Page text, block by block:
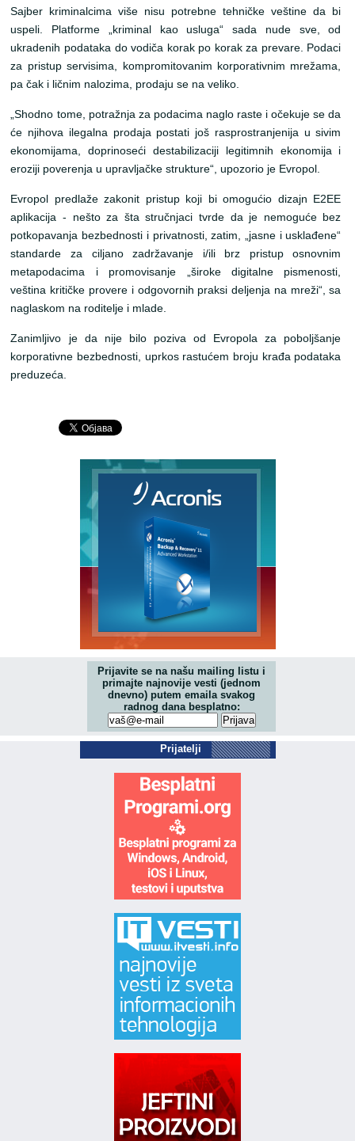
Sajber kriminalcima više nisu potrebne tehničke veštine da bi
uspeli. Platforme „kriminal kao usluga“ sada nude sve, od
ukradenih podataka do vodiča korak po korak za prevare. Podaci
za pristup servisima, kompromitovanim korporativnim mrežama,
pa čak i ličnim nalozima, prodaju se na veliko.
„Shodno tome, potražnja za podacima naglo raste i očekuje se da
će njihova ilegalna prodaja postati još rasprostranjenija u sivim
ekonomijama, doprinoseći destabilizaciji legitimnih ekonomija i
eroziji poverenja u upravljačke strukture“, upozorio je Evropol.
Evropol predlaže zakonit pristup koji bi omogućio dizajn E2EE
aplikacija - nešto za šta stručnjaci tvrde da je nemoguće bez
potkopavanja bezbednosti i privatnosti, zatim, „jasne i usklađene“
standarde za ciljano zadržavanje i/ili brz pristup osnovnim
metapodacima i promovisanje „široke digitalne pismenosti,
veština kritičke provere i odgovornih praksi deljenja na mreži“, sa
naglaskom na roditelje i mlade.
Zanimljivo je da nije bilo poziva od Evropola za poboljšanje
korporativne bezbednosti, uprkos rastućem broju krađa podataka
preduzeća.
Prijavite se na našu mailing listu i
primajte najnovije vesti (jednom
dnevno) putem emaila svakog
radnog dana besplatno:
Prijatelji